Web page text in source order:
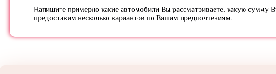
Напишите примерно какие автомобили Вы рассматриваете, какую сумму
предоставим несколько вариантов по Вашим предпочтениям.